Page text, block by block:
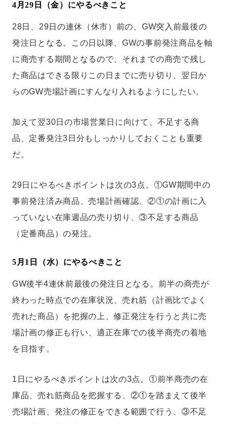
4月29日（金）にやるべきこと
28日、29日の連休（休市）前の、GW突入前最後の
発注日となる。この日以降、GWの事前発注商品を軸
に商売する期間となるので、それまでの商売で残し
た商品はできる限りこの日までに売り切り、翌日か
らのGW売場計画にすんなり入れるようにしたい。
加えて翌30日の市場営業日に向けて、不足する商
品、定番発注3日分もしっかりしておくことも重要
だ。
29日にやるべきポイントは次の3点。①GW期間中の
事前発注済み商品、売場計画確認、②①の計画に入
っていない在庫週品の売り切り、③不足する商品
（定番商品）の発注。
5月1日（水）にやるべきこと
GW後半4連休前最後の発注日となる。前半の商売が
終わった時点での在庫状況、売れ筋（計画比でよく
売れた商品）を把握の上、修正発注を行うと共に売
場計画の修正も行い、適正在庫での後半商売の着地
を目指す。
1日にやるべきポイントは次の3点。①前半商売の在
庫品、売れ筋商品を把握する、②①を踏まえて後半
売場計画、発注の修正をできる範囲で行う、③不足